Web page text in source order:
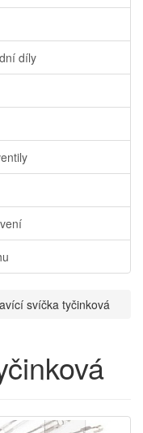
díly
svíčka tyčinková